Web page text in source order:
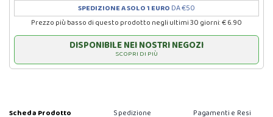
SPEDIZIONE A SOLO 1 EURO DA €50
Prezzo più basso di questo prodotto negli ultimi 30 giorni: € 6.90
DISPONIBILE NEI NOSTRI NEGOZI
SCOPRI DI PIÙ
Scheda Prodotto Spedizione Pagamenti e Resi